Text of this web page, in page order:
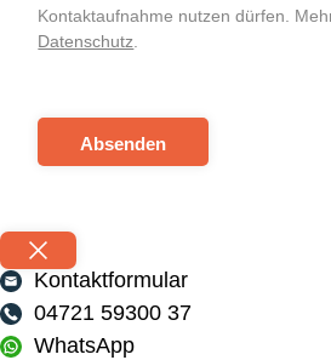
Kontaktaufnahme nutzen dürfen.
Datenschutz.
Absenden
Kontaktformular
04721 59300 37
WhatsApp